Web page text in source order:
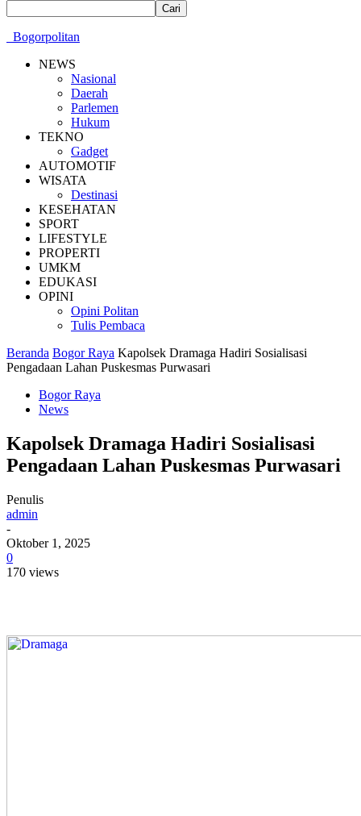
Bogorpolitan
NEWS
Nasional
Daerah
Parlemen
Hukum
TEKNO
Gadget
AUTOMOTIF
WISATA
Destinasi
KESEHATAN
SPORT
LIFESTYLE
PROPERTI
UMKM
EDUKASI
OPINI
Opini Politan
Tulis Pembaca
Beranda Bogor Raya Kapolsek Dramaga Hadiri Sosialisasi
Pengadaan Lahan Puskesmas Purwasari
Bogor Raya
News
Kapolsek Dramaga Hadiri Sosialisasi
Pengadaan Lahan Puskesmas Purwasari
Penulis
admin
-
Oktober 1, 2025
0
170 views